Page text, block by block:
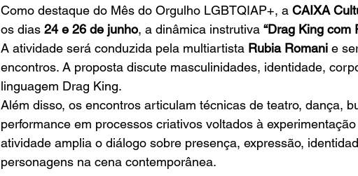
Como destaque do Mês do Orgulho LGBTQIAP+, a CAIXA
os dias 24 e 26 de junho, a dinâmica instrutiva “Drag King com
A atividade será conduzida pela multiartista Rubia Romani e
encontros. A proposta discute masculinidades, identidade,
linguagem Drag King.
Além disso, os encontros articulam técnicas de teatro, dança,
performance em processos criativos voltados à
atividade amplia o diálogo sobre presença, expressão,
personagens na cena contemporânea.